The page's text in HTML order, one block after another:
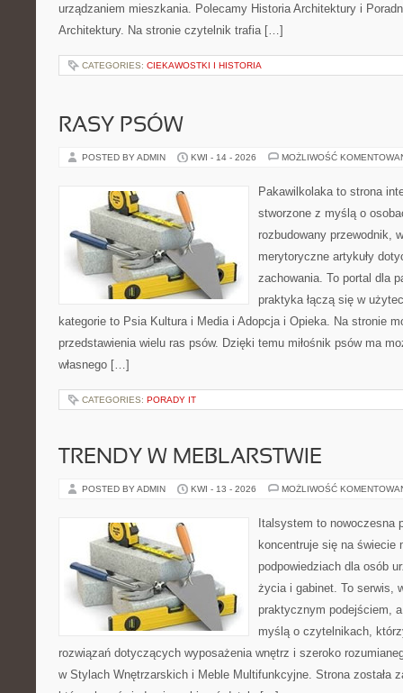
urządzaniem mieszkania. Polecamy Historia Architektury i
Architektury. Na stronie czytelnik trafia […]
CATEGORIES: CIEKAWOSTKI I HISTORIA
RASY PSÓW
POSTED BY ADMIN KWI - 14 - 2026 MOŻLIWOŚĆ
Pakawilkolaka to strona
stworzone z myślą o
rozbudowany przewodnik,
merytoryczne artykuły
zachowania. To portal dla
praktyka łączą się w
kategorie to Psia Kultura i Media i Adopcja i Opieka. Na stronie
przedstawienia wielu ras psów. Dzięki temu miłośnik psów ma
własnego […]
CATEGORIES: PORADY IT
TRENDY W MEBLARSTWIE
POSTED BY ADMIN KWI - 13 - 2026 MOŻLIWOŚĆ
Italsystem to nowoczesna
koncentruje się na świecie
podpowiedziach dla osób
życia i gabinet. To serwis,
praktycznym podejściem,
myślą o czytelnikach,
rozwiązań dotyczących wyposażenia wnętrz i szeroko
w Stylach Wnętrzarskich i Meble Multifunkcyjne. Strona została